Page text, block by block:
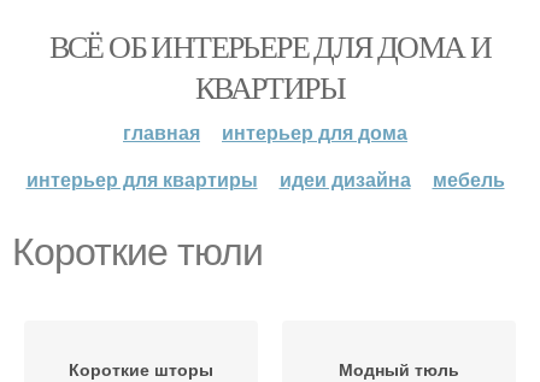
ВСЁ ОБ ИНТЕРЬЕРЕ ДЛЯ ДОМА И
КВАРТИРЫ
главная
интерьер для дома
интерьер для квартиры
идеи дизайна мебель
Короткие тюли
Короткие шторы Модный тюль